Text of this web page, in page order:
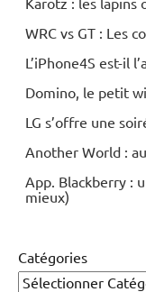
WRC vs GT : Les
L’iPhone4S est-il
Domino, le petit
LG s’offre une
Another World :
App. Blackberry :
mieux)
Catégories